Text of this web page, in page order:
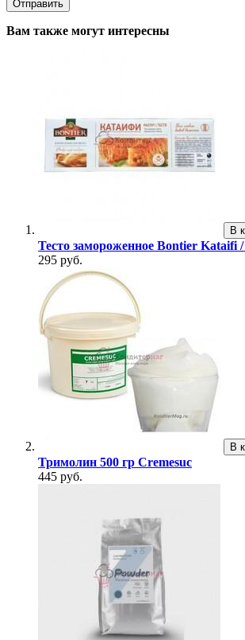
Вам также могут интересны
В
Тесто замороженное Bontier
295 руб.
В
Тримолин 500 гр Cremesuc
445 руб.